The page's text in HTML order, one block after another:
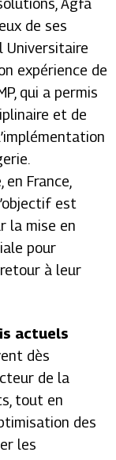
Agfa
de ses
Universitaire
expérience de
qui a permis
et de
en France,
est
la mise en
pour
à leur
actuels
dès
de la
tout en
des
les